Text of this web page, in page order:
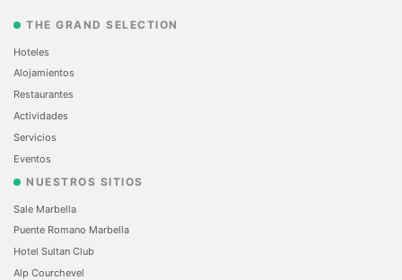
THE GRAND SELECTION
Hoteles
Alojamientos
Restaurantes
Actividades
Servicios
Eventos
NUESTROS SITIOS
Sale Marbella
Puente Romano Marbella
Hotel Sultan Club
Alp Courchevel